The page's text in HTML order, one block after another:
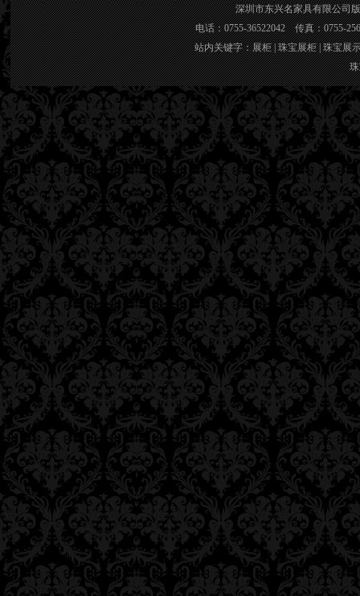
深圳市东兴名家具有限公司
电话：0755-36522042 传真：0755-
站内关键字：展柜|珠宝展柜|珠宝展